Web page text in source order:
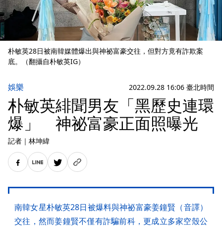
朴敏英28日被南韓媒體爆出與神祕富豪交往，但對方竟有詐欺案
底。（翻攝自朴敏英IG）
娛樂 2022.09.28 16:06 臺北時間
朴敏英緋聞男友「黑歷史連環
爆」 神祕富豪正面照曝光
記者 ｜ 林坤緯
南韓女星朴敏英28日被爆料與神祕富豪姜鐘賢（音譯）
交往，然而姜鐘賢不僅有詐騙前科，更成立多家空殼公